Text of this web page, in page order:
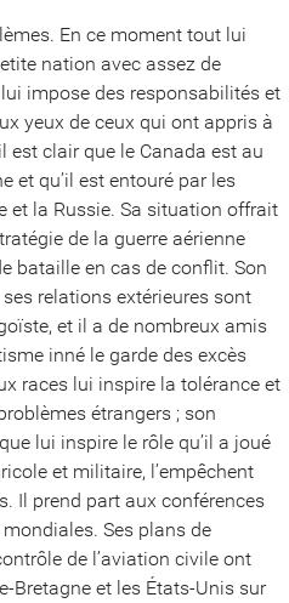
En ce moment tout lui
nation avec assez de
impose des responsabilités et
yeux de ceux qui ont appris à
est clair que le Canada est au
et qu’il est entouré par les
et la Russie. Sa situation offrait
de la guerre aérienne
bataille en cas de conflit. Son
relations extérieures sont
et il a de nombreux amis
inné le garde des excès
races lui inspire la tolérance et
étrangers ; son
lui inspire le rôle qu’il a joué
et militaire, l’empêchent
Il prend part aux conférences
Ses plans de
de l’aviation civile ont
Bretagne et les États-Unis sur